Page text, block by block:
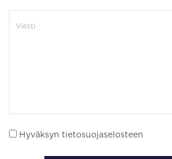
Hyväksyn tietosuojaselosteen